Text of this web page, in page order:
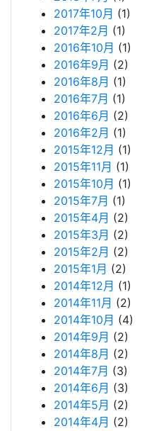
2017年10月 (1)
2017年2月 (1)
2016年10月 (1)
2016年9月 (2)
2016年8月 (1)
2016年7月 (1)
2016年6月 (2)
2016年2月 (1)
2015年12月 (1)
2015年11月 (1)
2015年10月 (1)
2015年7月 (1)
2015年4月 (2)
2015年3月 (2)
2015年2月 (2)
2015年1月 (2)
2014年12月 (1)
2014年11月 (2)
2014年10月 (4)
2014年9月 (2)
2014年8月 (2)
2014年7月 (3)
2014年6月 (3)
2014年5月 (2)
2014年4月 (2)